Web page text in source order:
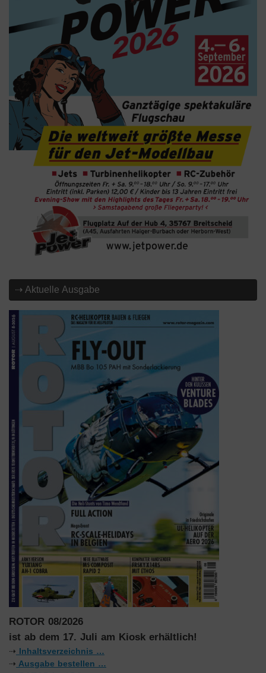
⇢ Aktuelle Ausgabe
ROTOR 08/2026
ist ab dem 17. Juli am Kiosk erhältlich!
⇢ Inhaltsverzeichnis …
⇢ Ausgabe bestellen …